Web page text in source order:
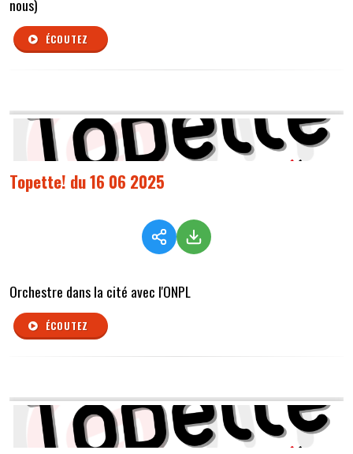
nous)
ÉCOUTEZ
Topette! du 16 06 2025
Orchestre dans la cité avec l'ONPL
ÉCOUTEZ